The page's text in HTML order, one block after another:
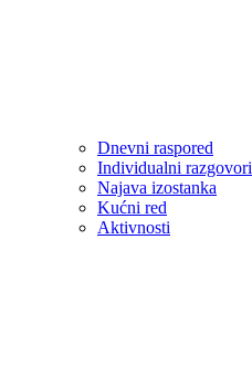
Dnevni raspored
Individualni razgovori
Najava izostanka
Kućni red
Aktivnosti